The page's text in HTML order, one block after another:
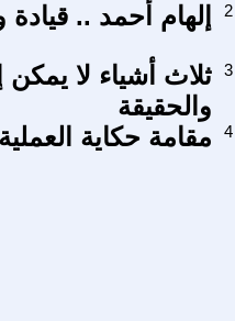
إلهام أحمد .. قيادة 2
ثلاث أشياء لا
والحقيقة
3
مقامة حكاية 4